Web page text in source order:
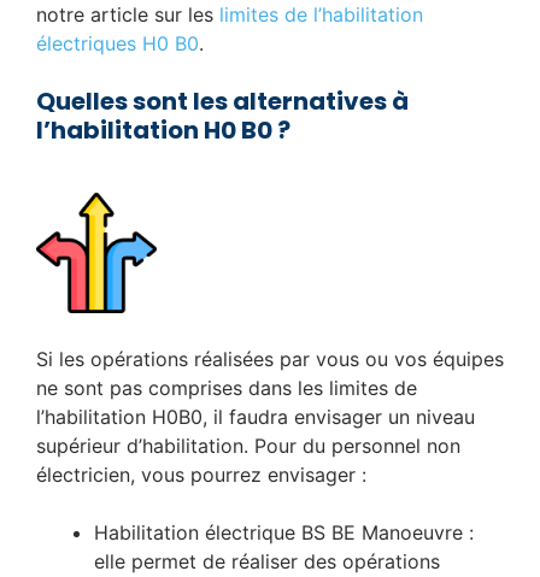
notre article sur les limites de l’habilitation
électriques H0 B0.
Quelles sont les alternatives à
l’habilitation H0 B0 ?
Si les opérations réalisées par vous ou vos équipes
ne sont pas comprises dans les limites de
l’habilitation H0B0, il faudra envisager un niveau
supérieur d’habilitation. Pour du personnel non
électricien, vous pourrez envisager :
Habilitation électrique BS BE Manoeuvre :
elle permet de réaliser des opérations